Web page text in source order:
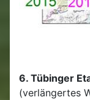
6. Tübinger
(verlängertes